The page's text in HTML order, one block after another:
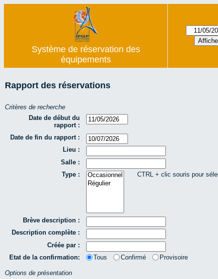
Système de réservation des
équipements
Rapport des réservations
Critères de recherche
Date de début du
rapport :
Date de fin du rapport :
Lieu :
Salle :
Type :
CTRL + clic souris pour
Brève description :
Description complète :
Créée par :
Etat de la confirmation:
Tous Confirmé Provisoire
Options de présentation